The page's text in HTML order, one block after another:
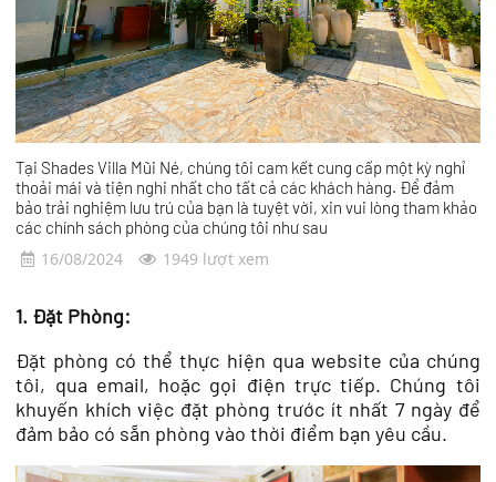
Tại Shades Villa Mũi Né, chúng tôi cam kết cung cấp một kỳ nghỉ
thoải mái và tiện nghi nhất cho tất cả các khách hàng. Để đảm
bảo trải nghiệm lưu trú của bạn là tuyệt vời, xin vui lòng tham khảo
các chính sách phòng của chúng tôi như sau
16/08/2024 1949 lượt xem
1. Đặt Phòng:
Đặt phòng có thể thực hiện qua website của chúng
tôi, qua email, hoặc gọi điện trực tiếp. Chúng tôi
khuyến khích việc đặt phòng trước ít nhất 7 ngày để
đảm bảo có sẵn phòng vào thời điểm bạn yêu cầu.